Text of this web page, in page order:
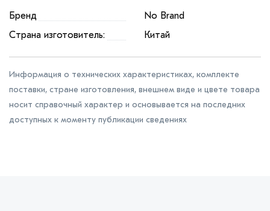
Бренд
No Brand
Страна изготовитель:
Китай
Информация о технических характеристиках, комплекте
поставки, стране изготовления, внешнем виде и цвете товара
носит справочный характер и основывается на последних
доступных к моменту публикации сведениях